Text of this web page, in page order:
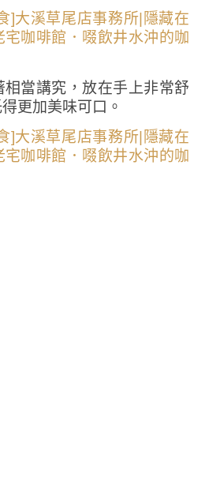
當講究，放在手上非常舒
更加美味可口。